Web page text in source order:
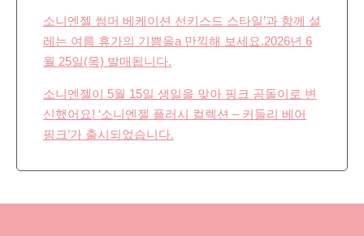
소니엔젤 썸머 베케이션 선키스드 스타일’과 함께 설
레는 여름 휴가의 기쁨을a 만끽해 보세요.2026년 6
월 25일(목) 발매됩니다.
소니엔젤이 5월 15일 생일을 맞아 핑크 곰돌이로 변
신했어요! ‘소니엔젤 플러시 컬렉션 – 커들리 베어
핑크’가 출시되었습니다.